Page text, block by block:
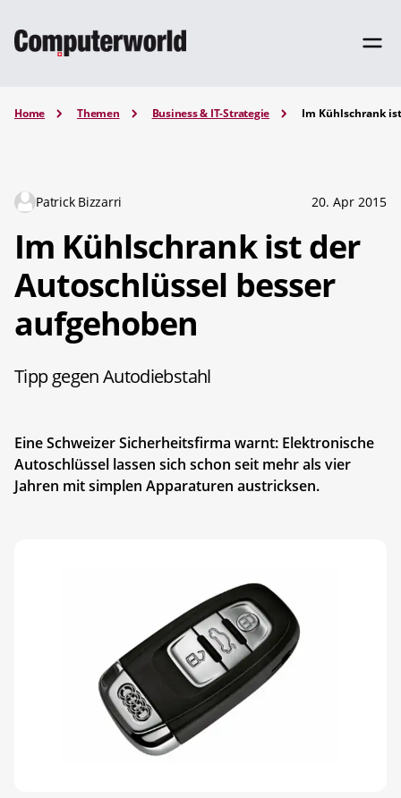
Home Themen Business & IT-Strategie Im Kühlschrank
Patrick Bizzarri 20. Apr 2015
Im Kühlschrank ist der
Autoschlüssel besser
aufgehoben
Tipp gegen Autodiebstahl
Eine Schweizer Sicherheitsfirma warnt: Elektronische
Autoschlüssel lassen sich schon seit mehr als vier
Jahren mit simplen Apparaturen austricksen.